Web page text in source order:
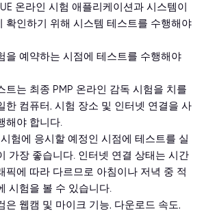
온라인 시험 애플리케이션과 시스템이
확인하기 위해 시스템 테스트를 수행해야
을 예약하는 시점에 테스트를 수행해야
트는 최종 PMP 온라인 감독 시험을 치를
한 컴퓨터, 시험 장소 및 인터넷 연결을 사
해야 합니다.
험에 응시할 예정인 시점에 테스트를 실
가장 좋습니다. 인터넷 연결 상태는 시간
픽에 따라 다르므로 아침이나 저녁 중 적
시험을 볼 수 있습니다.
은 웹캠 및 마이크 기능, 다운로드 속도,